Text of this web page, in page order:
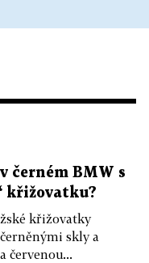
černém BMW s
křižovatku?
křižovatky
skly a
červenou...